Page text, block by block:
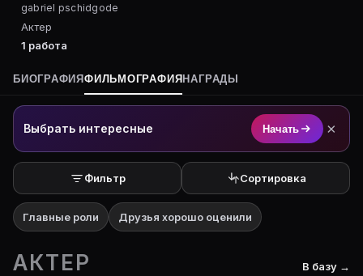
gabriel pschidgode
Актер
1 работа
БИОГРАФИЯФИЛЬМОГРАФИЯ НАГРАДЫ
Выбрать интересные Начать ×
Фильтр Сортировка
Главные роли Друзья хорошо оценили
АКТЕР В базу →